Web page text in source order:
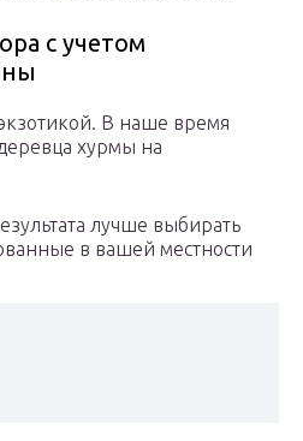
с учетом
В наше время
хурмы на
лучше выбирать
в вашей местности